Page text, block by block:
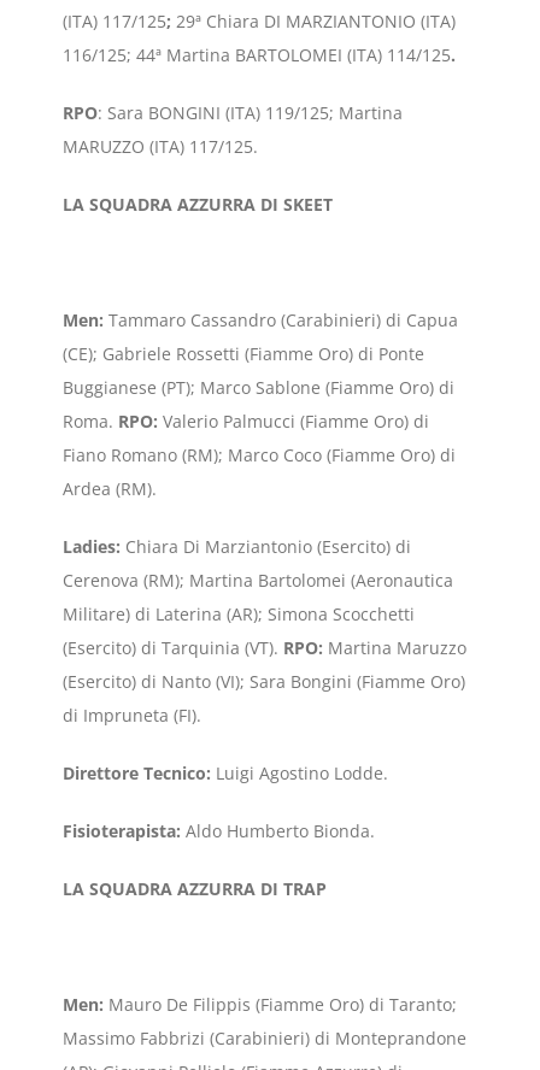
(ITA) 117/125; 29ª Chiara DI MARZIANTONIO (ITA)
116/125; 44ª Martina BARTOLOMEI (ITA) 114/125.
RPO: Sara BONGINI (ITA) 119/125; Martina
MARUZZO (ITA) 117/125.
LA SQUADRA AZZURRA DI SKEET
Men: Tammaro Cassandro (Carabinieri) di Capua
(CE); Gabriele Rossetti (Fiamme Oro) di Ponte
Buggianese (PT); Marco Sablone (Fiamme Oro) di
Roma. RPO: Valerio Palmucci (Fiamme Oro) di
Fiano Romano (RM); Marco Coco (Fiamme Oro) di
Ardea (RM).
Ladies: Chiara Di Marziantonio (Esercito) di
Cerenova (RM); Martina Bartolomei (Aeronautica
Militare) di Laterina (AR); Simona Scocchetti
(Esercito) di Tarquinia (VT). RPO: Martina Maruzzo
(Esercito) di Nanto (VI); Sara Bongini (Fiamme Oro)
di Impruneta (FI).
Direttore Tecnico: Luigi Agostino Lodde.
Fisioterapista: Aldo Humberto Bionda.
LA SQUADRA AZZURRA DI TRAP
Men: Mauro De Filippis (Fiamme Oro) di Taranto;
Massimo Fabbrizi (Carabinieri) di Monteprandone